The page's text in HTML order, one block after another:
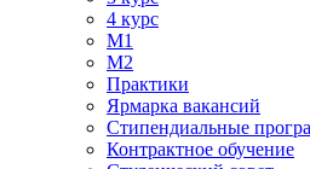
4 курс
М1
М2
Практики
Ярмарка вакансий
Стипендиальные
Контрактное обучение